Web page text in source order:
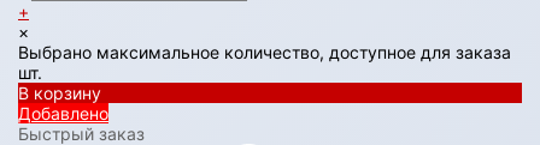
+
×
Выбрано максимальное количество, доступное для заказа
шт.
В корзину
Добавлено
Быстрый заказ